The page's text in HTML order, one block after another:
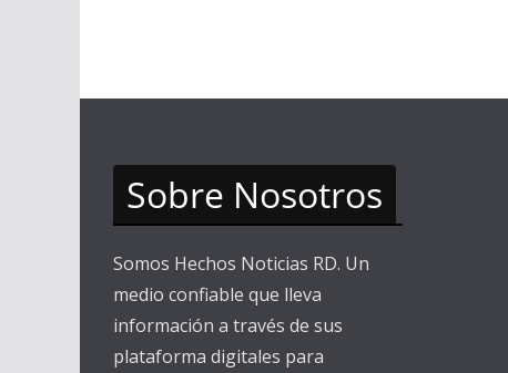
Sobre Nosotros
Somos Hechos Noticias RD. Un
medio confiable que lleva
información a través de sus
plataforma digitales para